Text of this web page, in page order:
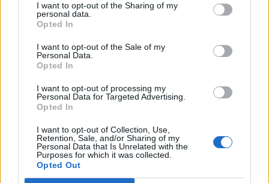
I want to opt-out of the Sharing of my
personal data.
Opted In
I want to opt-out of the Sale of my
Personal Data.
Opted In
I want to opt-out of processing my
Personal Data for Targeted Advertising.
Opted In
I want to opt-out of Collection, Use,
Retention, Sale, and/or Sharing of my
Personal Data that Is Unrelated with the
Purposes for which it was collected.
Opted Out